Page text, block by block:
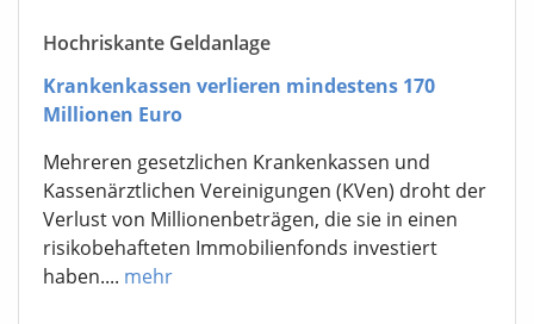
Hochriskante Geldanlage
Krankenkassen verlieren mindestens 170
Millionen Euro
Mehreren gesetzlichen Krankenkassen und
Kassenärztlichen Vereinigungen (KVen) droht der
Verlust von Millionenbeträgen, die sie in einen
risikobehafteten Immobilienfonds investiert
haben.... mehr